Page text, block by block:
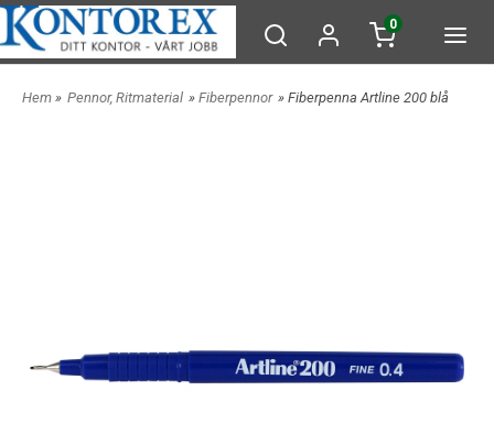
0
Hem » Pennor, Ritmaterial » Fiberpennor » Fiberpenna Artline 200 blå